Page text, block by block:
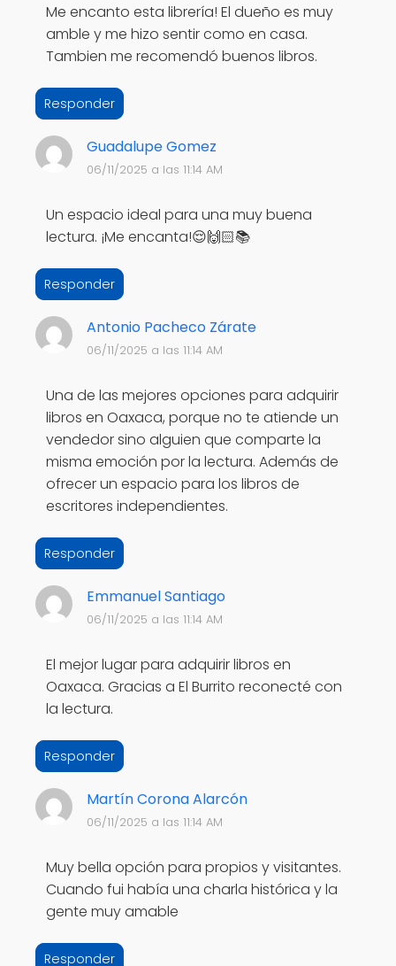
Me encanto esta librería! El dueño es muy
amble y me hizo sentir como en casa.
Tambien me recomendó buenos libros.
Responder
Guadalupe Gomez
06/11/2025 a las 11:14 AM
Un espacio ideal para una muy buena
lectura. ¡Me encanta!😌🙌🏻📚
Responder
Antonio Pacheco Zárate
06/11/2025 a las 11:14 AM
Una de las mejores opciones para adquirir
libros en Oaxaca, porque no te atiende un
vendedor sino alguien que comparte la
misma emoción por la lectura. Además de
ofrecer un espacio para los libros de
escritores independientes.
Responder
Emmanuel Santiago
06/11/2025 a las 11:14 AM
El mejor lugar para adquirir libros en
Oaxaca. Gracias a El Burrito reconecté con
la lectura.
Responder
Martín Corona Alarcón
06/11/2025 a las 11:14 AM
Muy bella opción para propios y visitantes.
Cuando fui había una charla histórica y la
gente muy amable
Responder